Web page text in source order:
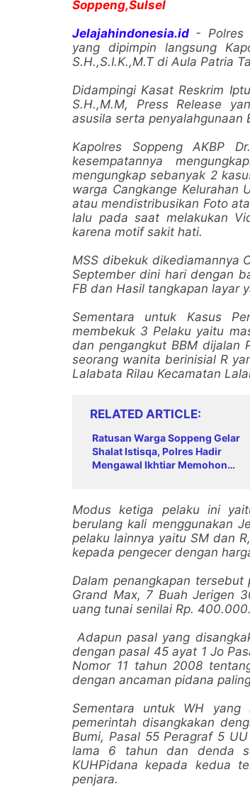
Soppeng,Sulsel
Jelajahindonesia.id - Polres
yang dipimpin langsung
S.H.,S.I.K.,M.T di Aula Patria
Didampingi Kasat Reskrim
S.H.,M.M, Press Release
asusila serta penyalahgunaan
Kapolres Soppeng AKBP
kesempatannya
mengungkap sebanyak 2
warga Cangkange Kelurahan
atau mendistribusikan Foto
lalu pada saat melakukan
karena motif sakit hati.
MSS dibekuk dikediamannya
September dini hari dengan
FB dan Hasil tangkapan layar
Sementara untuk Kasus
membekuk 3 Pelaku yaitu
dan pengangkut BBM dijalan
seorang wanita berinisial R
Lalabata Rilau Kecamatan
RELATED ARTICLE
Ratusan Warga Soppeng Gelar
Shalat Istisqa, Polres Hadir
Mengawal Ikhtiar Memohon
Modus ketiga pelaku ini
berulang kali menggunakan
pelaku lainnya yaitu SM dan
kepada pengecer dengan
Dalam penangkapan
Grand Max, 7 Buah Jerigen
uang tunai senilai Rp. 400.000.
Adapun pasal yang
dengan pasal 45 ayat 1 Jo
Nomor 11 tahun 2008
dengan ancaman pidana
Sementara untuk WH yang
pemerintah disangkakan
Bumi, Pasal 55 Peragraf 5
lama 6 tahun dan denda
KUHPidana kepada kedua
penjara.